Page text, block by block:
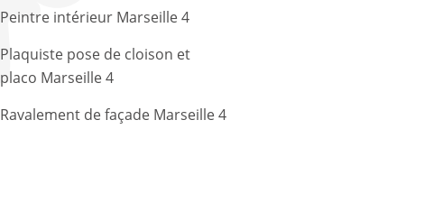
Peintre intérieur Marseille 4
Plaquiste pose de cloison et
placo Marseille 4
Ravalement de façade Marseille 4